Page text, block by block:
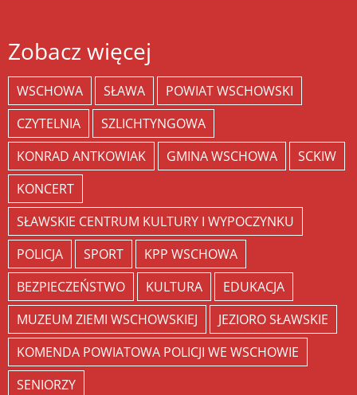
Zobacz więcej
WSCHOWA SŁAWA
POWIAT WSCHOWSKI
CZYTELNIA
SZLICHTYNGOWA
KONRAD ANTKOWIAK
GMINA WSCHOWA
SCKIW
KONCERT
SŁAWSKIE CENTRUM KULTURY I WYPOCZYNKU
POLICJA
SPORT
KPP WSCHOWA
BEZPIECZEŃSTWO
KULTURA
EDUKACJA
MUZEUM ZIEMI WSCHOWSKIEJ
JEZIORO SŁAWSKIE
KOMENDA POWIATOWA POLICJI WE WSCHOWIE
SENIORZY